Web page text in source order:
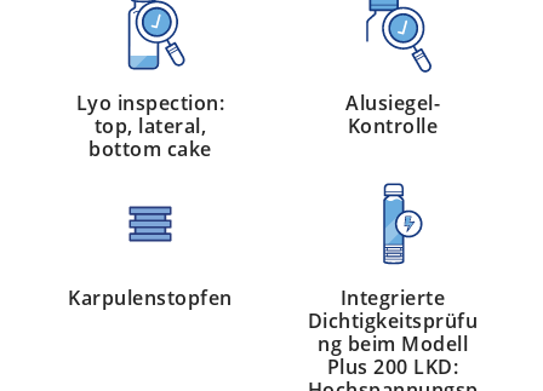
Lyo inspection:
top, lateral,
bottom cake
Alusiegel-
Kontrolle
Karpulenstopfen
Integrierte
Dichtigkeitsprüfu
ng beim Modell
Plus 200 LKD: